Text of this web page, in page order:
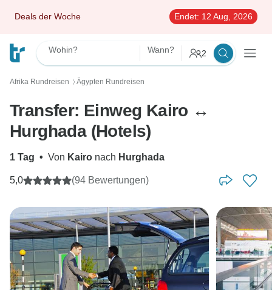
Deals der Woche Endet: 12 Aug, 2026
Wohin? Wann? 2
Afrika Rundreisen 〉 Ägypten Rundreisen
Transfer: Einweg Kairo ↔
Hurghada (Hotels)
1 Tag • Von Kairo nach Hurghada
5,0 (94 Bewertungen)